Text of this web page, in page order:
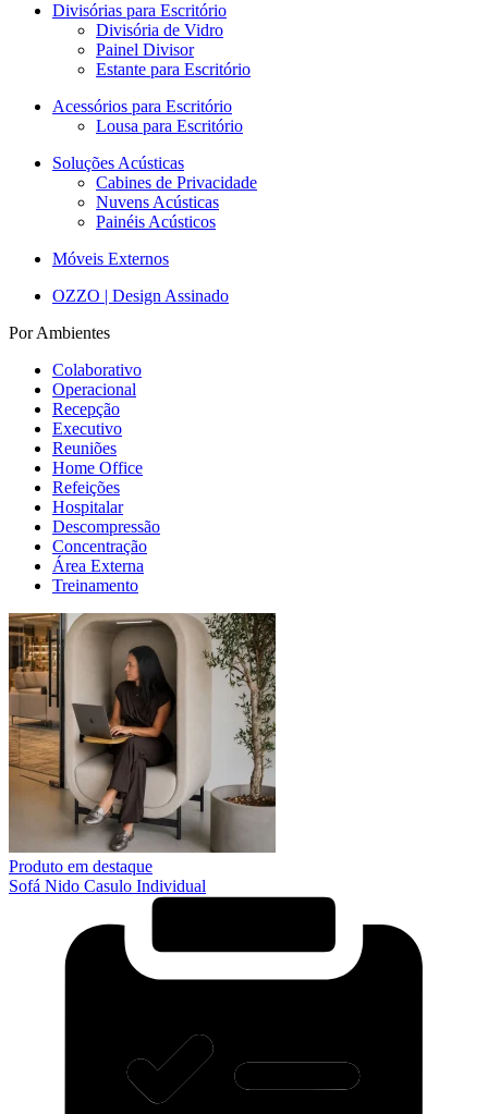
Divisórias para Escritório
Divisória de Vidro
Painel Divisor
Estante para Escritório
Acessórios para Escritório
Lousa para Escritório
Soluções Acústicas
Cabines de Privacidade
Nuvens Acústicas
Painéis Acústicos
Móveis Externos
OZZO | Design Assinado
Por Ambientes
Colaborativo
Operacional
Recepção
Executivo
Reuniões
Home Office
Refeições
Hospitalar
Descompressão
Concentração
Área Externa
Treinamento
Produto em destaque
Sofá Nido Casulo Individual